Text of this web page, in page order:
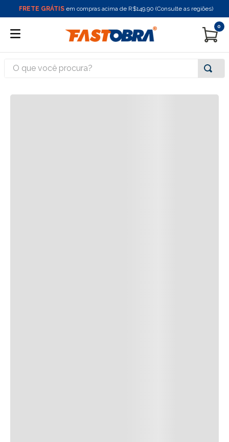
FRETE GRÁTIS em compras acima de R$149,90 (Consulte as regiões)
0
O que você procura?